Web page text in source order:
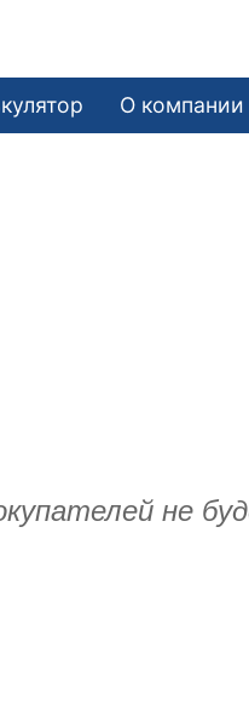
О компании
не